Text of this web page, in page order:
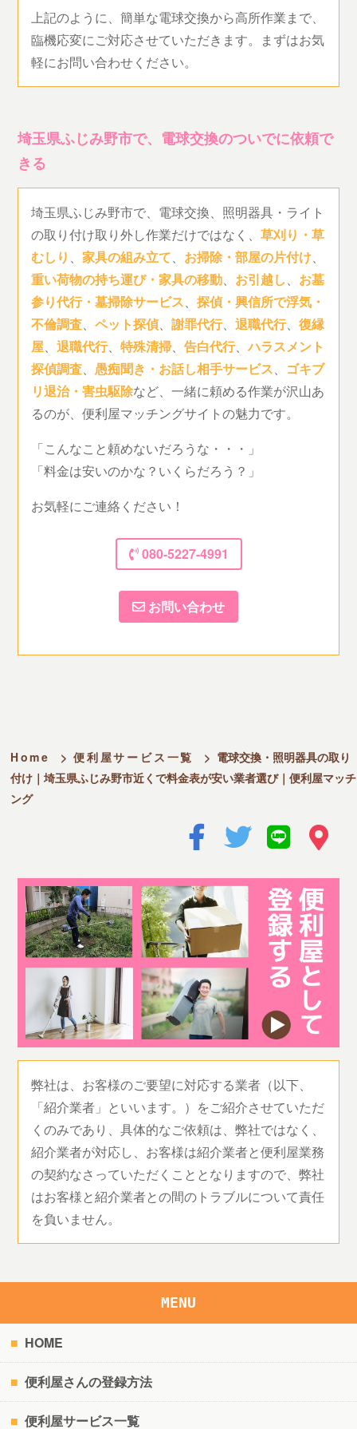
上記のように、簡単な電球交換から高所作業まで、
臨機応変にご対応させていただきます。まずはお気
軽にお問い合わせください。
埼玉県ふじみ野市で、電球交換のついでに依頼で
きる
埼玉県ふじみ野市で、電球交換、照明器具・ライト
の取り付け取り外し作業だけではなく、草刈り・草
むしり 、家具の組み立て、 お掃除・部屋の片付け、
重い荷物の持ち運び・家具の移動、 お引越し、 お墓
参り代行・墓掃除サービス、探偵・興信所で浮気・
不倫調査、ペット探偵、謝罪代行、退職代行、復縁
屋、退職代行、特殊清掃、告白代行、ハラスメント
探偵調査、愚痴聞き・お話し相手サービス、 ゴキブ
リ退治・害虫駆除など、一緒に頼める作業が沢山あ
るのが、便利屋マッチングサイトの魅力です。
「こんなこと頼めないだろうな・・・」
「料金は安いのかな？いくらだろう？」
お気軽にご連絡ください！
080-5227-4991
お問い合わせ
Home > 便利屋サービス一覧 > 電球交換・照明器具の取り
付け｜埼玉県ふじみ野市近くで料金表が安い業者選び｜便利屋マッチ
ング
弊社は、お客様のご要望に対応する業者（以下、
「紹介業者」といいます。）をご紹介させていただ
くのみであり、具体的なご依頼は、弊社ではなく、
紹介業者が対応し、お客様は紹介業者と便利屋業務
の契約なさっていただくこととなりますので、弊社
はお客様と紹介業者との間のトラブルについて責任
を負いません。
MENU
HOME
便利屋さんの登録方法
便利屋サービス一覧